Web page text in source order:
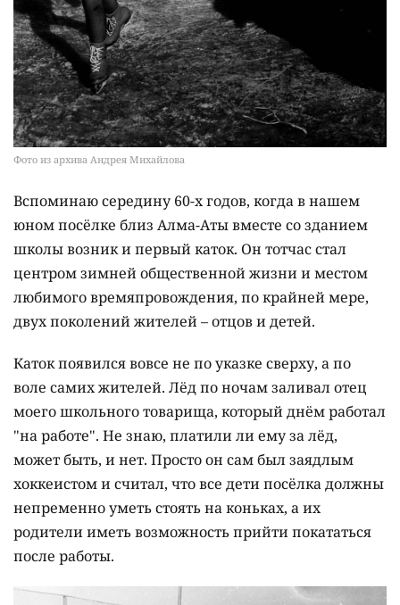
Фото из архива Андрея Михайлова
Вспоминаю середину 60-х годов, когда в нашем
юном посёлке близ Алма-Аты вместе со зданием
школы возник и первый каток. Он тотчас стал
центром зимней общественной жизни и местом
любимого времяпровождения, по крайней мере,
двух поколений жителей – отцов и детей.
Каток появился вовсе не по указке сверху, а по
воле самих жителей. Лёд по ночам заливал отец
моего школьного товарища, который днём работал
"на работе". Не знаю, платили ли ему за лёд,
может быть, и нет. Просто он сам был заядлым
хоккеистом и считал, что все дети посёлка должны
непременно уметь стоять на коньках, а их
родители иметь возможность прийти покататься
после работы.